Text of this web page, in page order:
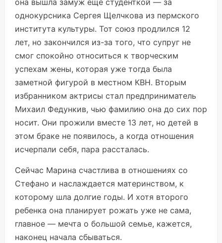
она вышла замуж еще студенткой — за
однокурсника Сергея Щелчкова из пермского
института культуры. Тот союз продлился 12
лет, но закончился из-за того, что супруг не
смог спокойно относиться к творческим
успехам жены, которая уже тогда была
заметной фигурой в местном КВН. Вторым
избранником актрисы стал предприниматель
Михаил Федункив, чью фамилию она до сих пор
носит. Они прожили вместе 13 лет, но детей в
этом браке не появилось, а когда отношения
исчерпали себя, пара рассталась.
Сейчас Марина счастлива в отношениях со
Стефано и наслаждается материнством, к
которому шла долгие годы. И хотя второго
ребенка она планирует рожать уже не сама,
главное — мечта о большой семье, кажется,
наконец начала сбываться.